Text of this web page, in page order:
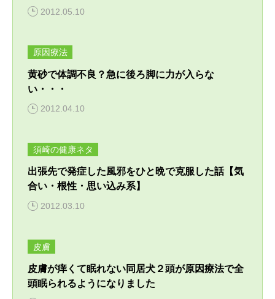
病院概要
季節パック
獣医師から学ぶペットのための通信講座
ペット食育協会
獣医学と栄養学の適切な知識の普及
2012.05.10
原因療法
黄砂で体調不良？急に後ろ脚に力が入らな
い・・・
2012.04.10
須崎の健康ネタ
出張先で発症した風邪をひと晩で克服した話【気
合い・根性・思い込み系】
2012.03.10
皮膚
皮膚が痒くて眠れない同居犬２頭が原因療法で全
頭眠られるようになりました